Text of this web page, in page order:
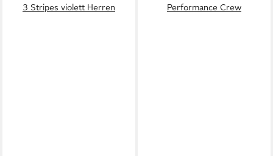
3 Stripes violett Herren
Performance Crew